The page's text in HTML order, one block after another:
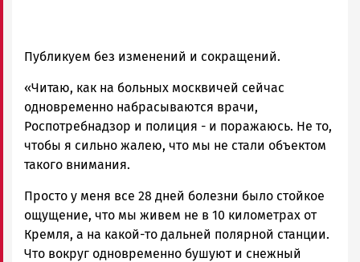
Публикуем без изменений и сокращений.
«Читаю, как на больных москвичей сейчас
одновременно набрасываются врачи,
Роспотребнадзор и полиция - и поражаюсь. Не то,
чтобы я сильно жалею, что мы не стали объектом
такого внимания.
Просто у меня все 28 дней болезни было стойкое
ощущение, что мы живем не в 10 километрах от
Кремля, а на какой-то дальней полярной станции.
Что вокруг одновременно бушуют и снежный